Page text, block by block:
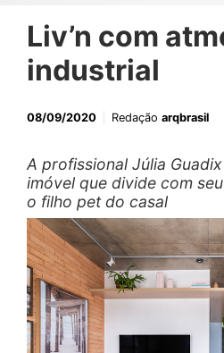
Liv’n com
industrial
08/09/2020 Redação arqbrasil
A profissional Júlia Guadix
imóvel que divide com
o filho pet do casal